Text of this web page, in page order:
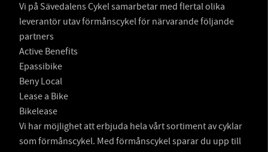
Vi på Sävedalens Cykel samarbetar med flertal olika
leverantör utav förmånscykel för närvarande följande
partners
Active Benefits
Epassibike
Beny Local
Lease a Bike
Bikelease
Vi har möjlighet att erbjuda hela vårt sortiment av cyklar
som förmånscykel. Med förmånscykel sparar du upp till